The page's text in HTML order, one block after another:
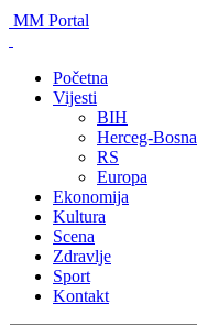
MM Portal
Početna
Vijesti
BIH
Herceg-Bosna
RS
Europa
Ekonomija
Kultura
Scena
Zdravlje
Sport
Kontakt